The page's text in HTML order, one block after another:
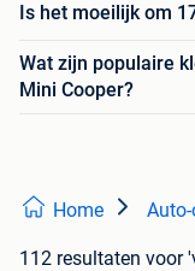
Is het moeilijk om
Wat zijn populaire
Mini Cooper?
Home
112 resultaten voor